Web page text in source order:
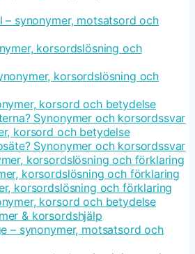
– synonymer, motsatsord och
korsordslösning och
korsordslösning och
korsord och betydelse
Synonymer och korsordssvar
korsord och betydelse
Synonymer och korsordssvar
korsordslösning och förklaring
korsordslösning och förklaring
korsordslösning och förklaring
korsord och betydelse
& korsordshjälp
– synonymer, motsatsord och